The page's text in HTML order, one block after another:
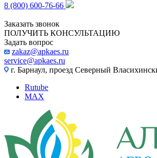
8 (800) 600-76-66
Заказать звонок
ПОЛУЧИТЬ КОНСУЛЬТАЦИЮ
Задать вопрос
zakaz@apkaes.ru
service@apkaes.ru
г. Барнаул, проезд Северный
Rutube
MAX